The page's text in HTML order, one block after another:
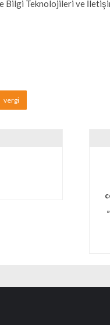
Bilgi Teknolojileri ve
vergi